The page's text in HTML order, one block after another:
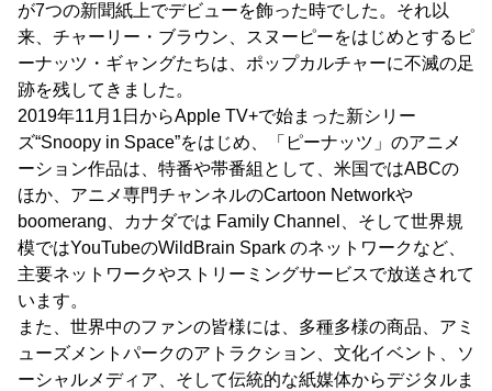
が7つの新聞紙上でデビューを飾った時でした。それ以
来、チャーリー・ブラウン、スヌーピーをはじめとするピ
ーナッツ・ギャングたちは、ポップカルチャーに不滅の足
跡を残してきました。
2019年11月1日からApple TV+で始まった新シリー
ズ“Snoopy in Space”をはじめ、「ピーナッツ」のアニメ
ーション作品は、特番や帯番組として、米国ではABCの
ほか、アニメ専門チャンネルのCartoon Networkや
boomerang、カナダでは Family Channel、そして世界規
模ではYouTubeのWildBrain Spark のネットワークなど、
主要ネットワークやストリーミングサービスで放送されて
います。
また、世界中のファンの皆様には、多種多様の商品、アミ
ューズメントパークのアトラクション、文化イベント、ソ
ーシャルメディア、そして伝統的な紙媒体からデジタルま